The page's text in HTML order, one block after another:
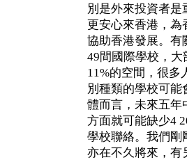
別是外來投資者
更安心來香港，為
協助香港發展。有
49間國際學校，
11%的空間，很多
別種類的學校可
體而言，未來五年
方面就可能缺少4
學校聯絡。我們剛
亦在不久將來，有